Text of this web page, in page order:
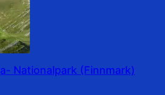
Nationalpark (Finnmark)